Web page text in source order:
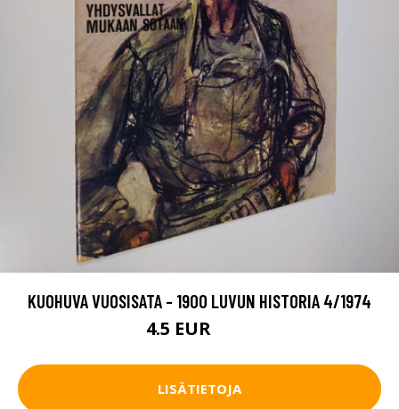
KUOHUVA VUOSISATA - 1900 LUVUN HISTORIA 4/1974
4.5 EUR
LISÄTIETOJA